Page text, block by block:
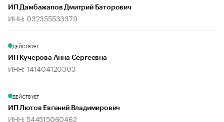
ИП Дамбажапов Дмитрий Баторович
ИНН: 032355533379
ДЕЙСТВУЕТ
ИП Кучерова Анна Сергеевна
ИНН: 141404120303
ДЕЙСТВУЕТ
ИП Лютов Евгений Владимирович
ИНН: 544515060462